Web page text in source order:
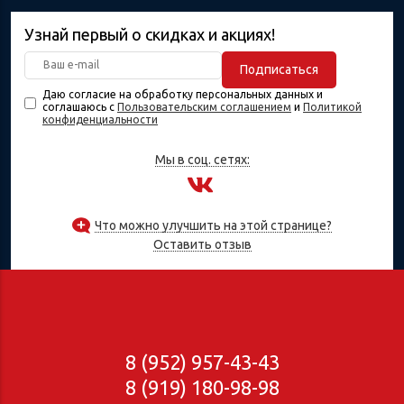
Узнай первый о скидках и акциях!
Подписаться
Даю согласие на обработку персональных данных и
соглашаюсь с Пользовательским соглашением и Политикой
конфиденциальности
Мы в соц. сетях:
Что можно улучшить на этой странице?
Оставить отзыв
8 (952) 957-43-43
8 (919) 180-98-98